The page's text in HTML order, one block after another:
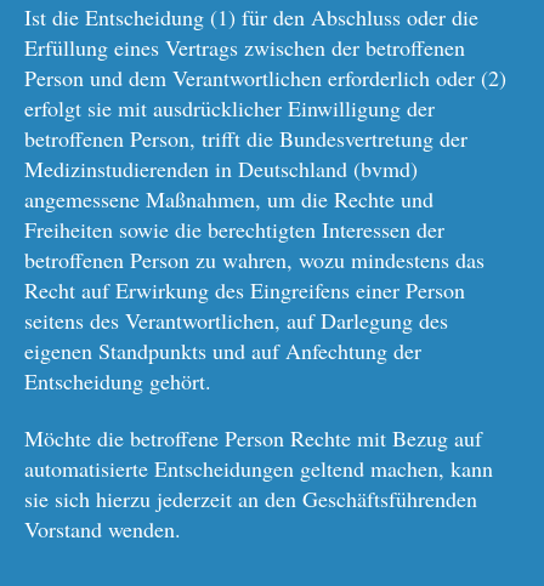
Ist die Entscheidung (1) für den Abschluss oder die
Erfüllung eines Vertrags zwischen der betroffenen
Person und dem Verantwortlichen erforderlich oder (2)
erfolgt sie mit ausdrücklicher Einwilligung der
betroffenen Person, trifft die Bundesvertretung der
Medizinstudierenden in Deutschland (bvmd)
angemessene Maßnahmen, um die Rechte und
Freiheiten sowie die berechtigten Interessen der
betroffenen Person zu wahren, wozu mindestens das
Recht auf Erwirkung des Eingreifens einer Person
seitens des Verantwortlichen, auf Darlegung des
eigenen Standpunkts und auf Anfechtung der
Entscheidung gehört.
Möchte die betroffene Person Rechte mit Bezug auf
automatisierte Entscheidungen geltend machen, kann
sie sich hierzu jederzeit an den Geschäftsführenden
Vorstand wenden.